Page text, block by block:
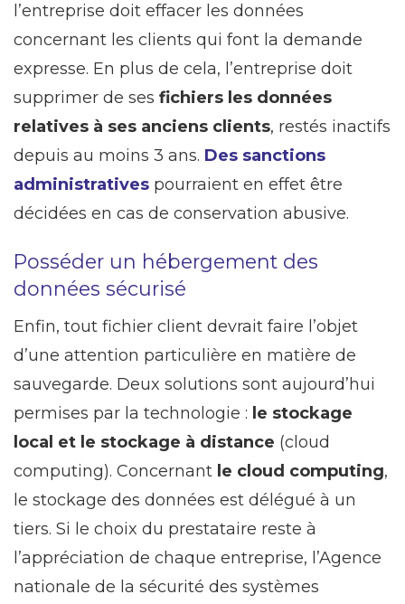
l’entreprise doit effacer les données
concernant les clients qui font la demande
expresse. En plus de cela, l’entreprise doit
supprimer de ses fichiers les données
relatives à ses anciens clients, restés inactifs
depuis au moins 3 ans. Des sanctions
administratives pourraient en effet être
décidées en cas de conservation abusive.
Posséder un hébergement des
données sécurisé
Enfin, tout fichier client devrait faire l’objet
d’une attention particulière en matière de
sauvegarde. Deux solutions sont aujourd’hui
permises par la technologie : le stockage
local et le stockage à distance (cloud
computing). Concernant le cloud computing,
le stockage des données est délégué à un
tiers. Si le choix du prestataire reste à
l’appréciation de chaque entreprise, l’Agence
nationale de la sécurité des systèmes